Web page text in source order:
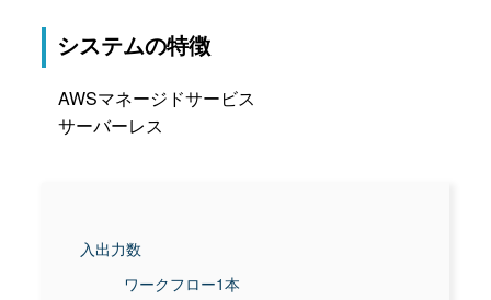
システムの特徴
AWSマネージドサービス
サーバーレス
入出力数
ワークフロー1本